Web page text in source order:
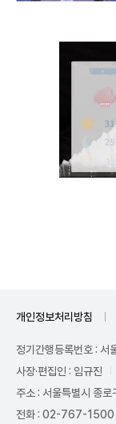
개인정보처리방침
정기간행등록번호 :
사장·편집인 : 임규진
주소 : 서울특별시 종
전화 : 02-767-1500